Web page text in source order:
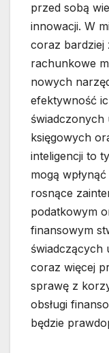
przed sobą
innowacji. W
coraz bardziej
rachunkowe
nowych
efektywność
świadczonych
księgowych
inteligencji to
mogą
rosnące
podatkowym
finansowym
świadczących
coraz więcej
sprawę z
obsługi
będzie